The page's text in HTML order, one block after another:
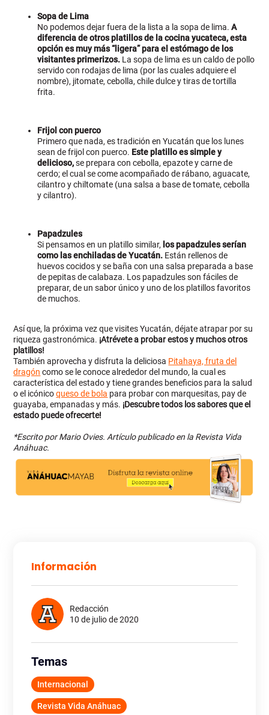
Sopa de Lima
No podemos dejar fuera de la lista a la sopa de lima.A
diferencia de otros platillos de la cocina yucateca, esta
opción es muy más “ligera” para el estómago de los
visitantes primerizos. La sopa de lima es un caldo de pollo
servido con rodajas de lima (por las cuales adquiere el
nombre), jitomate, cebolla, chile dulce y tiras de tortilla
frita.
Frijol con puerco
Primero que nada, es tradición en Yucatán que los lunes
sean de frijol con puerco. Este platillo es simple y
delicioso,se prepara con cebolla, epazote y carne de
cerdo; el cual se come acompañado de rábano, aguacate,
cilantro y chiltomate (una salsa a base de tomate, cebolla
y cilantro).
Papadzules
Si pensamos en un platillo similar, los papadzules serían
como las enchiladas de Yucatán. Están rellenos de
huevos cocidos y se baña con una salsa preparada a base
de pepitas de calabaza. Los papadzules son fáciles de
preparar, de un sabor único y uno de los platillos favoritos
de muchos.
Así que, la próxima vez que visites Yucatán, déjate atrapar por su
riqueza gastronómica. ¡Atrévete a probar estos y muchos otros
platillos!
También aprovecha y disfruta la deliciosa Pitahaya, fruta del
dragón como se le conoce alrededor del mundo, la cual es
característica del estado y tiene grandes beneficios para la salud
o el icónicoqueso de bola para probar con marquesitas, pay de
guayaba, empanadas y más. ¡Descubre todos los sabores que el
estado puede ofrecerte!
*Escrito por Mario Ovies. Artículo publicado en la Revista Vida
Anáhuac.
Información
Redacción
10 de julio de 2020
Temas
Internacional
Revista Vida Anáhuac